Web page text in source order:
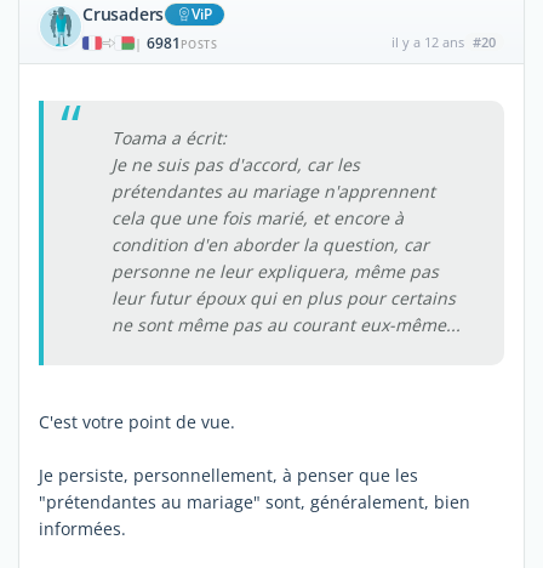
Crusaders ViP
| 6981 POSTS il y a 12 ans #20
Toama a écrit:
Je ne suis pas d'accord, car les
prétendantes au mariage n'apprennent
cela que une fois marié, et encore à
condition d'en aborder la question, car
personne ne leur expliquera, même pas
leur futur époux qui en plus pour certains
ne sont même pas au courant eux-même...
C'est votre point de vue.
Je persiste, personnellement, à penser que les
"prétendantes au mariage" sont, généralement, bien
informées.